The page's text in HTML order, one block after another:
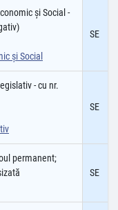
şi Social -
şi Social
SE
- cu nr.
SE
permanent;
SE